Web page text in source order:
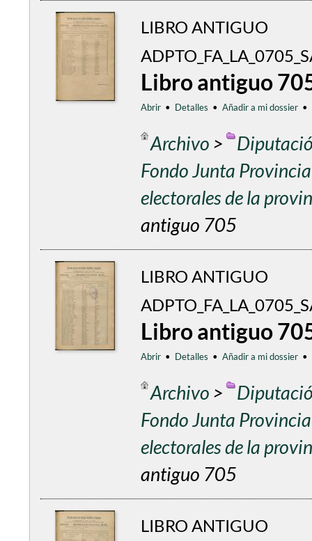
LIBRO ANTIGUO
Libro antiguo
Abrir • Detalles • Añadir a mi dossier •
Archivo >
Fondo Junta
electorales de la
antiguo 705
LIBRO ANTIGUO
Libro antiguo
Abrir • Detalles • Añadir a mi dossier •
Archivo >
Fondo Junta
electorales de la
antiguo 705
LIBRO ANTIGUO